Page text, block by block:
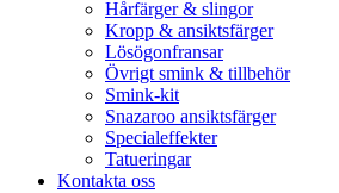
Hårfärger & slingor
Kropp & ansiktsfärger
Lösögonfransar
Övrigt smink & tillbehör
Smink-kit
Snazaroo ansiktsfärger
Specialeffekter
Tatueringar
Kontakta oss